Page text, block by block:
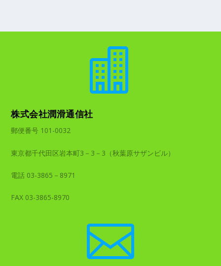

株式会社潤滑通信社
郵便番号 101-0032
東京都千代田区岩本町3－3－3（秋葉原サザンビル）
電話 03-3865－8971
FAX 03-3865-8970
